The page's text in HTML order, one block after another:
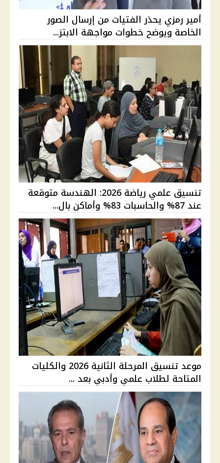
أمير رمزي يحذر الفتيات من إرسال الصور
الخاصة ويوضح خطوات مواجهة الابتز...
تنسيق علمي رياضة 2026: الهندسة متوقعة
عند 87% والحاسبات 83% وأماكن بال...
موعد تنسيق المرحلة الثانية 2026 والكليات
المتاحة لطلاب علمي وأدبي بعد ...